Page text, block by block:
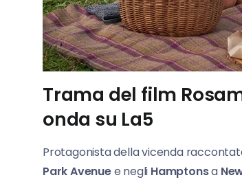
Trama del film
onda su La5
Protagonista della vicenda
Park Avenuee negli Hamptonsa